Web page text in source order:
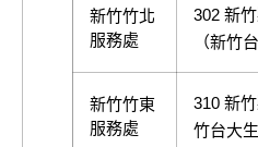
新竹竹北
服務處
302 新
（新竹
新竹竹東
服務處
310 新
竹台大